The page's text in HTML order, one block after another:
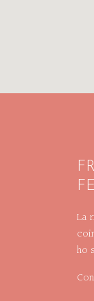
La
ho